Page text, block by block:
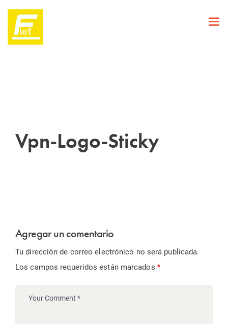
Vpn-Logo-Sticky
Agregar un comentario
Tu dirección de correo electrónico no será publicada.
Los campos requeridos están marcados *